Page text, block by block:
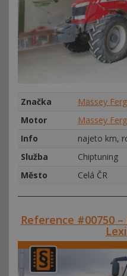
Značka
Massey
Motor
Massey
Info
najeto km,
Služba
Chiptuning
Město
Celá ČR
Reference #00750 –